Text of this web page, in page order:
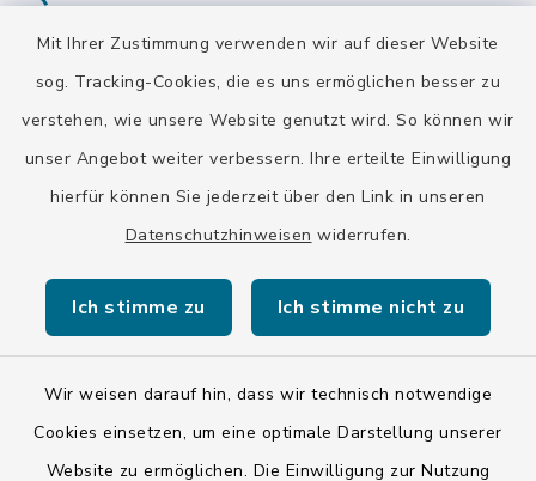
Mit Ihrer Zustimmung verwenden wir auf dieser Website
sog. Tracking-Cookies, die es uns ermöglichen besser zu
verstehen, wie unsere Website genutzt wird. So können wir
unser Angebot weiter verbessern. Ihre erteilte Einwilligung
hierfür können Sie jederzeit über den Link in unseren
Datenschutzhinweisen widerrufen.
Ich stimme zu Ich stimme nicht zu
Wir weisen darauf hin, dass wir technisch notwendige
Cookies einsetzen, um eine optimale Darstellung unserer
Website zu ermöglichen. Die Einwilligung zur Nutzung
Landratsamt Bad Tölz-Wolfratshausen
BayernPortal
Kontakt
Barrierefreiheit